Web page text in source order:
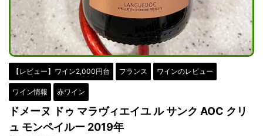
【レビュー】ワイン2,000円台 フランス ワインのレビュー
ワイン情報 赤ワイン
ドメーヌ ドゥ マラヴィエイユ ル サンク AOC クリ
ュ モンペイルー 2019年